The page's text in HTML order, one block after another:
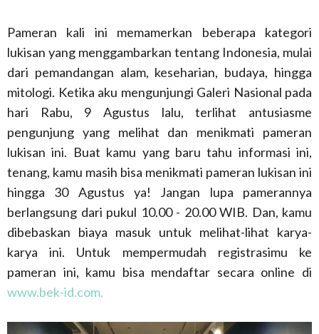
Pameran kali ini memamerkan beberapa kategori
lukisan yang menggambarkan tentang Indonesia, mulai
dari pemandangan alam, keseharian, budaya, hingga
mitologi. Ketika aku mengunjungi Galeri Nasional pada
hari Rabu, 9 Agustus lalu, terlihat antusiasme
pengunjung yang melihat dan menikmati pameran
lukisan ini. Buat kamu yang baru tahu informasi ini,
tenang, kamu masih bisa menikmati pameran lukisan ini
hingga 30 Agustus ya! Jangan lupa pamerannya
berlangsung dari pukul 10.00 - 20.00 WIB. Dan, kamu
dibebaskan biaya masuk untuk melihat-lihat karya-
karya ini. Untuk mempermudah registrasimu ke
pameran ini, kamu bisa mendaftar secara online di
www.bek-id.com.